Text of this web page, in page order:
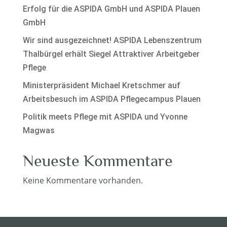
Erfolg für die ASPIDA GmbH und ASPIDA Plauen
GmbH
Wir sind ausgezeichnet! ASPIDA Lebenszentrum
Thalbürgel erhält Siegel Attraktiver Arbeitgeber
Pflege
Ministerpräsident Michael Kretschmer auf
Arbeitsbesuch im ASPIDA Pflegecampus Plauen
Politik meets Pflege mit ASPIDA und Yvonne
Magwas
Neueste Kommentare
Keine Kommentare vorhanden.